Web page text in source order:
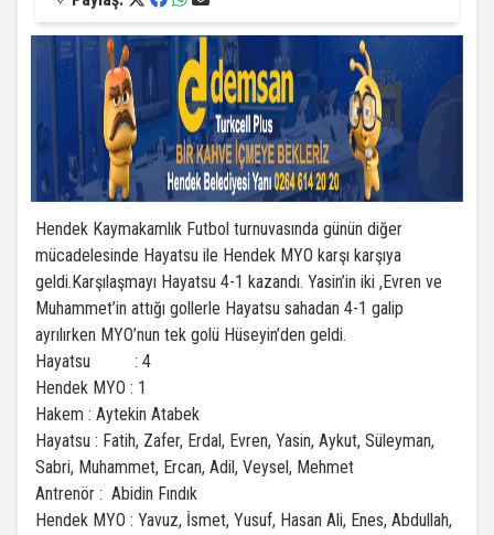
Hendek Kaymakamlık Futbol turnuvasında günün diğer
mücadelesinde Hayatsu ile Hendek MYO karşı karşıya
geldi.Karşılaşmayı Hayatsu 4-1 kazandı. Yasin’in iki ,Evren ve
Muhammet’in attığı gollerle Hayatsu sahadan 4-1 galip
ayrılırken MYO’nun tek golü Hüseyin’den geldi.
Hayatsu : 4
Hendek MYO : 1
Hakem : Aytekin Atabek
Hayatsu : Fatih, Zafer, Erdal, Evren, Yasin, Aykut, Süleyman,
Sabri, Muhammet, Ercan, Adil, Veysel, Mehmet
Antrenör : Abidin Fındık
Hendek MYO : Yavuz, İsmet, Yusuf, Hasan Ali, Enes, Abdullah,